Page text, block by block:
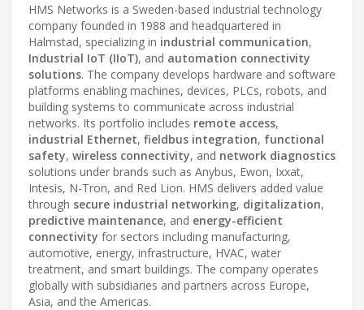
HMS Networks is a Sweden-based industrial technology
company founded in 1988 and headquartered in
Halmstad, specializing in industrial communication,
Industrial IoT (IIoT), and automation connectivity
solutions. The company develops hardware and software
platforms enabling machines, devices, PLCs, robots, and
building systems to communicate across industrial
networks. Its portfolio includes remote access,
industrial Ethernet, fieldbus integration, functional
safety, wireless connectivity, and network diagnostics
solutions under brands such as Anybus, Ewon, Ixxat,
Intesis, N-Tron, and Red Lion. HMS delivers added value
through secure industrial networking, digitalization,
predictive maintenance, and energy-efficient
connectivity for sectors including manufacturing,
automotive, energy, infrastructure, HVAC, water
treatment, and smart buildings. The company operates
globally with subsidiaries and partners across Europe,
Asia, and the Americas.